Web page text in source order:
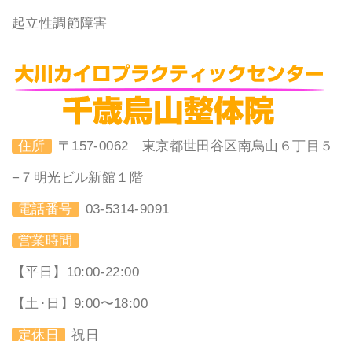
起立性調節障害
住所 〒157-0062 東京都世田谷区南烏山６丁目５
−７明光ビル新館１階
電話番号 03-5314-9091
営業時間
【平日】10:00-22:00
【土･日】9:00〜18:00
定休日 祝日